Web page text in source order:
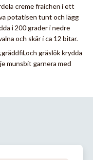
creme fraichen i ett
potatisen tunt och lägg
i 200 grader i nedre
och skär i ca 12 bitar.
gräslök krydda
munsbit garnera med